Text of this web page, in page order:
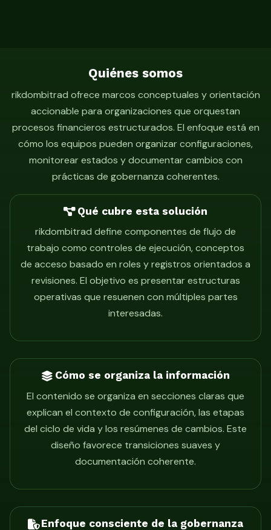
Quiénes somos
rikdombitrad ofrece marcos conceptuales y orientación
accionable para organizaciones que orquestan
procesos financieros estructurados. El enfoque está en
cómo los equipos pueden organizar configuraciones,
monitorear estados y documentar cambios con
prácticas de gobernanza coherentes.
Qué cubre esta solución
rikdombitrad define componentes de flujo de
trabajo como controles de ejecución, conceptos
de acceso basado en roles y registros orientados a
revisiones. El objetivo es presentar estructuras
operativas que resuenen con múltiples partes
interesadas.
Cómo se organiza la información
El contenido se organiza en secciones claras que
explican el contexto de configuración, las etapas
del ciclo de vida y los resúmenes de cambios. Este
diseño favorece transiciones suaves y
documentación coherente.
Enfoque consciente de la gobernanza